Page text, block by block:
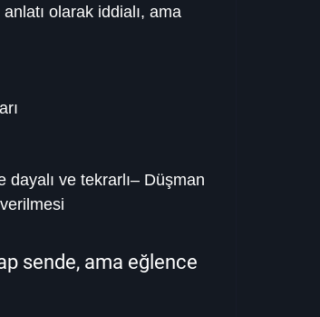
olarak iddialı, ama
dayalı ve tekrarlı– Düşman
sende, ama eğlence